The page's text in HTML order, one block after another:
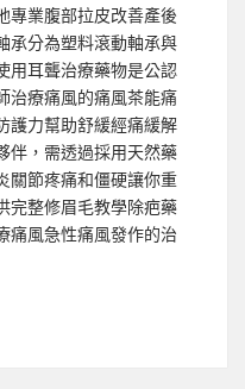
專業腹部拉皮改善產後
承分為塑料滾動軸承與
用耳聾治療藥物是公認
治療痛風的痛風茶能痛
護力幫助舒緩經痛緩解
伴，需透過採用天然藥
關節疼痛和僵硬讓你重
完整修眉毛教學除疤藥
痛風急性痛風發作的治